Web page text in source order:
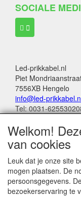
SOCIALE
Led-prikkabel.nl
Piet
7556XB Hengelo
info@led-
Tel: 0031-
BTW no:
Betalingen:
Welkom!
van cookies
Leuk dat je onze site
mogen plaatsen. De
persoonsgegevens.
bezoekerservaring te